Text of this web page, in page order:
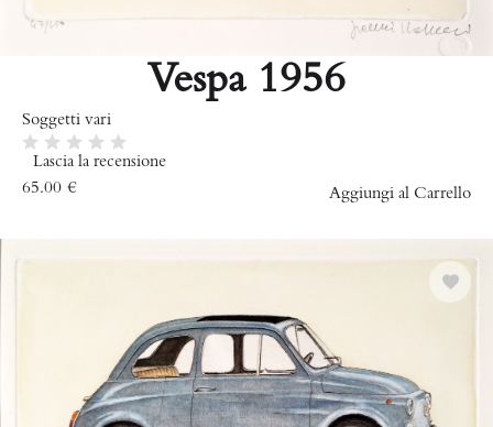
Vespa 1956
Soggetti vari
Lascia la recensione
€
65.00 Aggiungi al Carrello